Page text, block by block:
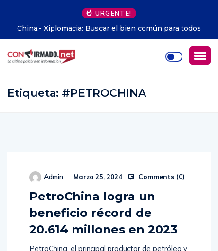
URGENTE!
todos
Raúl Serrano Sánchez conquista el Premio
2026 con una novela que retrata el pulso
Etiqueta: #PETROCHINA
Admin Marzo 25, 2024 Comments (0)
PetroChina logra un
beneficio récord de
20.614 millones en 2023
PetroChina, el principal productor de petróleo y